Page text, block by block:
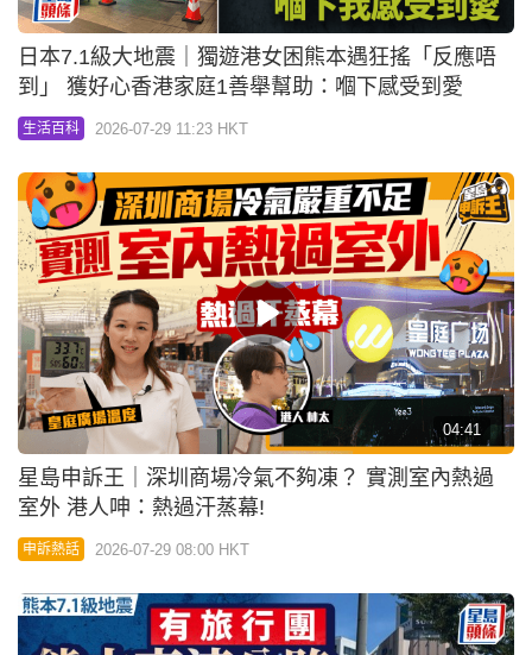
日本7.1級大地震｜獨遊港女困熊本遇狂搖「反應唔
到」 獲好心香港家庭1善舉幫助：嗰下感受到愛
生活百科 2026-07-29 11:23 HKT
04:41
星島申訴王｜深圳商場冷氣不夠凍？ 實測室內熱過
室外 港人呻：熱過汗蒸幕!
申訴熱話 2026-07-29 08:00 HKT